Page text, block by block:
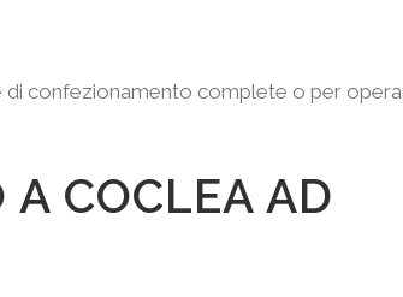
di confezionamento complete o per
COCLEA AD